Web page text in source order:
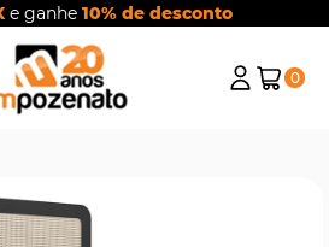
e ganhe 10% de desconto
0